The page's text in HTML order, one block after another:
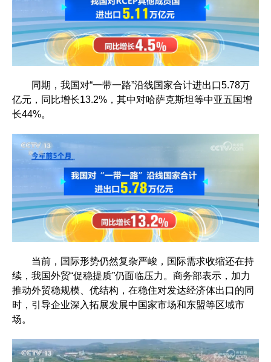
同期，我国对“一带一路”沿线国家合计进出口5.78万
亿元，同比增长13.2%，其中对哈萨克斯坦等中亚五国增
长44%。
当前，国际形势仍然复杂严峻，国际需求收缩还在持
续，我国外贸“促稳提质”仍面临压力。商务部表示，加力
推动外贸稳规模、优结构，在稳住对发达经济体出口的同
时，引导企业深入拓展发展中国家市场和东盟等区域市
场。